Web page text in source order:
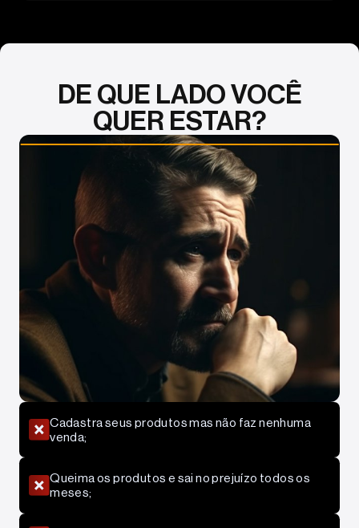
DE QUE LADO VOCÊ
QUER ESTAR?
Cadastra seus produtos mas não faz nenhuma
venda;
Queima os produtos e sai no prejuízo todos os
meses;